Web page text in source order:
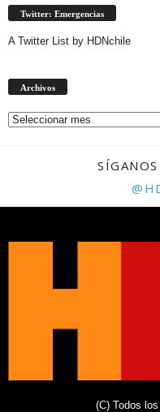
Twitter: Emergencias
A Twitter List by HDNchile
Archivos
(C) Todos